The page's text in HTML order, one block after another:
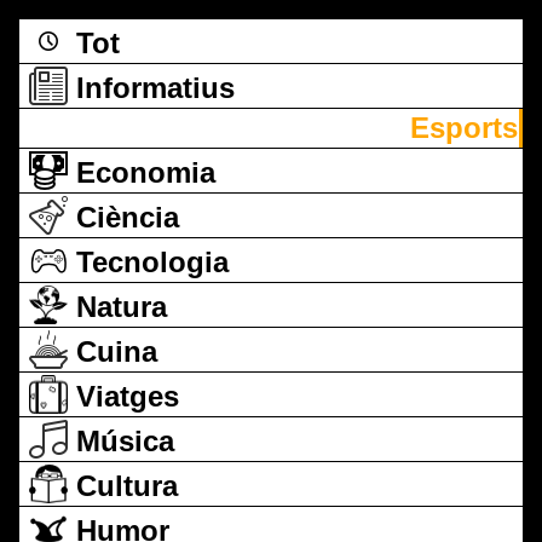
Tot
Informatius
Esports
Economia
Ciència
Tecnologia
Natura
Cuina
Viatges
Música
Cultura
Humor